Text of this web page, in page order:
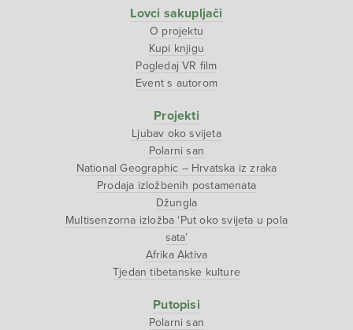
Lovci sakupljači
O projektu
Kupi knjigu
Pogledaj VR film
Event s autorom
Projekti
Ljubav oko svijeta
Polarni san
National Geographic – Hrvatska iz zraka
Prodaja izložbenih postamenata
Džungla
Multisenzorna izložba ‘Put oko svijeta u pola
sata’
Afrika Aktiva
Tjedan tibetanske kulture
Putopisi
Polarni san